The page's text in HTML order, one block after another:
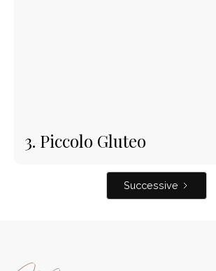
3. Piccolo Gluteo
Successive